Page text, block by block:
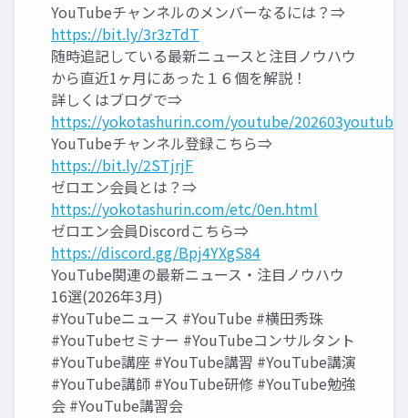
YouTubeチャンネルのメンバーなるには？⇒
https://bit.ly/3r3zTdT
随時追記している最新ニュースと注目ノウハウ
から直近1ヶ月にあった１６個を解説！
詳しくはブログで⇒
https://yokotashurin.com/youtube/
YouTubeチャンネル登録こちら⇒
https://bit.ly/2STjrjF
ゼロエン会員とは？⇒
https://yokotashurin.com/etc/0en.html
ゼロエン会員Discordこちら⇒
https://discord.gg/Bpj4YXgS84
YouTube関連の最新ニュース・注目ノウハウ
16選(2026年3月)
#YouTubeニュース #YouTube #横田秀珠
#YouTubeセミナー #YouTubeコンサルタント
#YouTube講座 #YouTube講習 #YouTube講演
#YouTube講師 #YouTube研修 #YouTube勉強
会 #YouTube講習会